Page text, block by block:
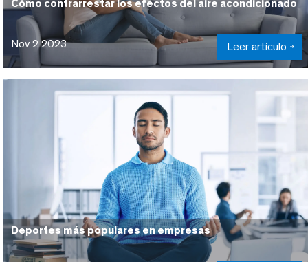
Cómo contrarrestar los efectos del aire acondicionado
Nov 2 2023 Leer artículo
Deportes más populares en empresas